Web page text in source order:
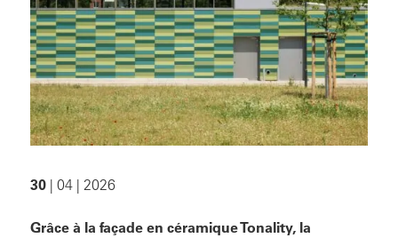
30| 04 | 2026
Grâce à la façade en céramique Tonality, la